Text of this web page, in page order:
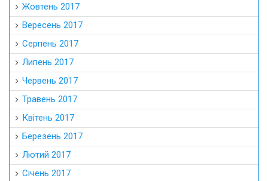
Жовтень 2017
Вересень 2017
Серпень 2017
Липень 2017
Червень 2017
Травень 2017
Квітень 2017
Березень 2017
Лютий 2017
Січень 2017